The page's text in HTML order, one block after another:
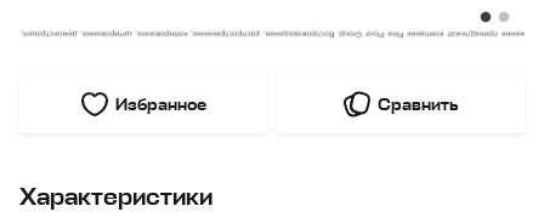
Избранное Сравнить
Характеристики